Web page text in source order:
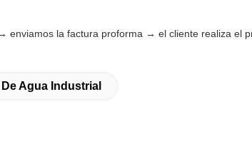
enviamos la factura proforma → el cliente realiza el
Agua Industrial